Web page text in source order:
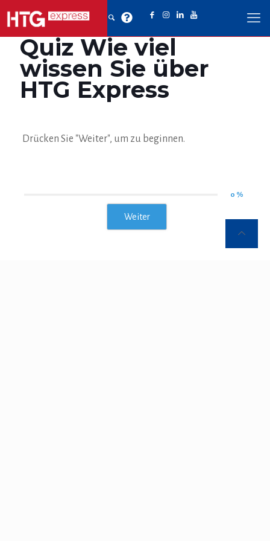
Quiz Wie viel
wissen Sie über
HTG Express
Drücken Sie "Weiter", um zu beginnen.
0 %
Weiter